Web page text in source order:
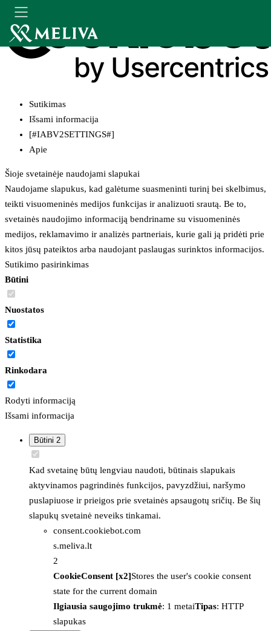
Sutikimas
Išsami informacija
[#IABV2SETTINGS#]
Apie
Šioje svetainėje naudojami slapukai
Naudojame slapukus, kad galėtume suasmeninti turinį bei skelbimus,
teikti visuomeninės medijos funkcijas ir analizuoti srautą. Be to,
svetainės naudojimo informaciją bendriname su visuomeninės
medijos, reklamavimo ir analizės partneriais, kurie gali ją pridėti prie
kitos jūsų pateiktos arba naudojant paslaugas surinktos informacijos.
Sutikimo pasirinkimas
Būtini
Nuostatos
Statistika
Rinkodara
Rodyti informaciją
Išsami informacija
Būtini 2
Kad svetainę būtų lengviau naudoti, būtinais slapukais
aktyvinamos pagrindinės funkcijos, pavyzdžiui, naršymo
puslapiuose ir prieigos prie svetainės apsaugotų sričių. Be šių
slapukų svetainė neveiks tinkamai.
consent.cookiebot.com
s.meliva.lt
2
CookieConsent [x2]Stores the user's cookie consent
state for the current domain
Ilgiausia saugojimo trukmė: 1 metaiTipas: HTTP
slapukas